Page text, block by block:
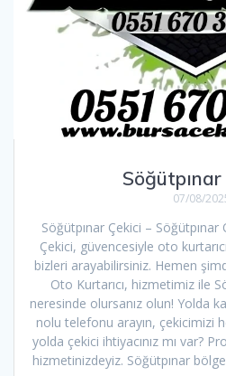
07/08/
Söğütpınar Çekici – Söğütpınar
Çekici, güvencesiyle oto
bizleri arayabilirsiniz. Hemen
Oto Kurtarıcı, hizmetimiz ile
neresinde olursanız olun! Yolda
nolu telefonu arayın, çekicimizi
yolda çekici ihtiyacınız mı var?
hizmetinizdeyiz. Söğütpınar